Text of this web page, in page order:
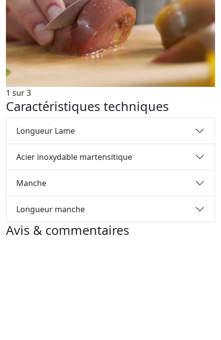
1 sur3
Caractéristiques techniques
Longueur Lame
Acier inoxydable martensitique
Manche
Longueur manche
Avis & commentaires